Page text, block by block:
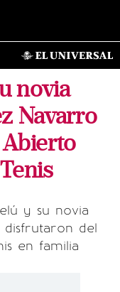
novia
Navarro
y su novia
disfrutaron del
en familia